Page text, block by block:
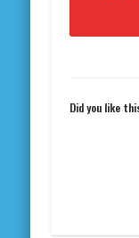
Did you like